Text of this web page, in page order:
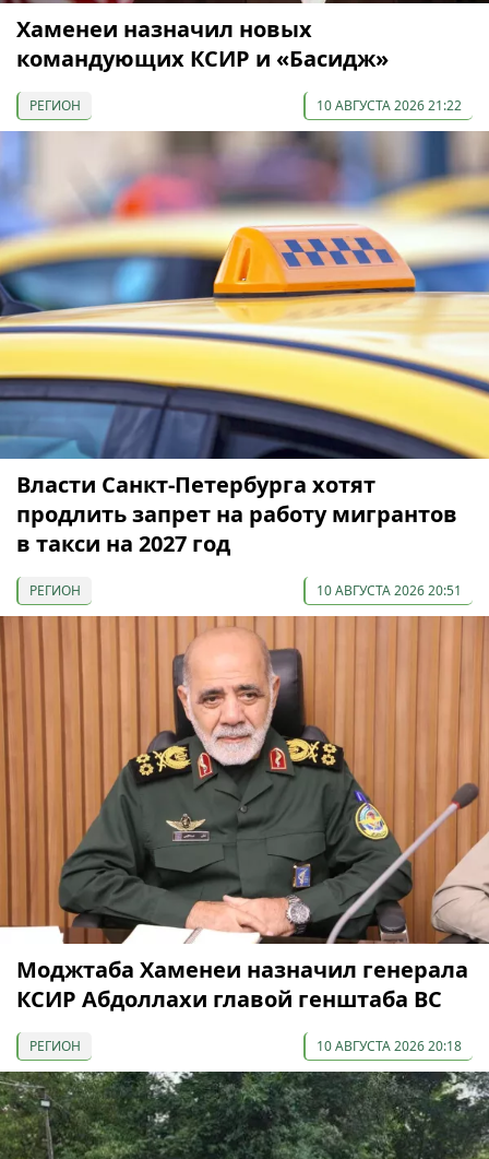
Хаменеи назначил новых
командующих КСИР и «Басидж»
РЕГИОН 10 АВГУСТА 2026 21:22
Власти Санкт-Петербурга хотят
продлить запрет на работу мигрантов
в такси на 2027 год
РЕГИОН 10 АВГУСТА 2026 20:51
Моджтаба Хаменеи назначил генерала
КСИР Абдоллахи главой генштаба ВС
РЕГИОН 10 АВГУСТА 2026 20:18